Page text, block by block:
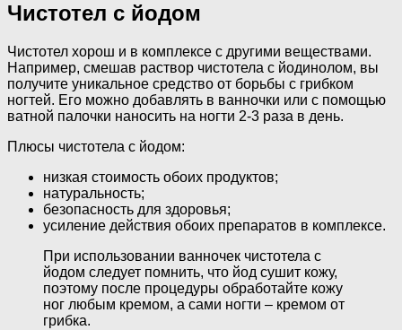
Чистотел с йодом
Чистотел хорош и в комплексе с другими веществами.
Например, смешав раствор чистотела с йодинолом, вы
получите уникальное средство от борьбы с грибком
ногтей. Его можно добавлять в ванночки или с помощью
ватной палочки наносить на ногти 2-3 раза в день.
Плюсы чистотела с йодом:
низкая стоимость обоих продуктов;
натуральность;
безопасность для здоровья;
усиление действия обоих препаратов в комплексе.
При использовании ванночек чистотела с
йодом следует помнить, что йод сушит кожу,
поэтому после процедуры обработайте кожу
ног любым кремом, а сами ногти – кремом от
грибка.